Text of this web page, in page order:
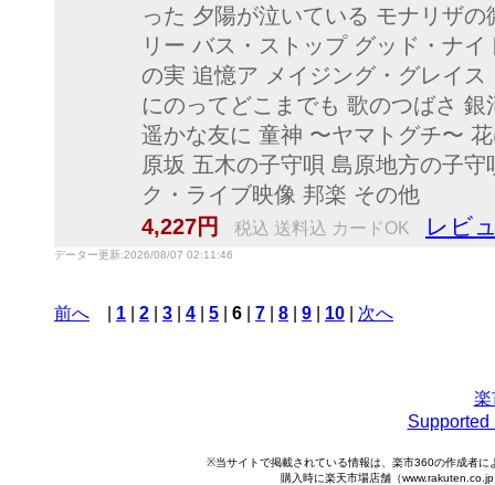
った 夕陽が泣いている モナリザ
リー バス・ストップ グッド・ナ
の実 追憶ア メイジング・グレイ
にのってどこまでも 歌のつばさ
遥かな友に 童神 〜ヤマトグチ〜
原坂 五木の子守唄 島原地方の子
ク・ライブ映像 邦楽 その他
4,227円
税込 送料込 カードOK レビ
データー更新:2026/08/07 02:11:46
前へ 1 2 3 4 5 6 7 8 9 10 次へ
楽
Supported
※当サイトで掲載されている情報は、楽市360の作成者
購入時に楽天市場店舗（